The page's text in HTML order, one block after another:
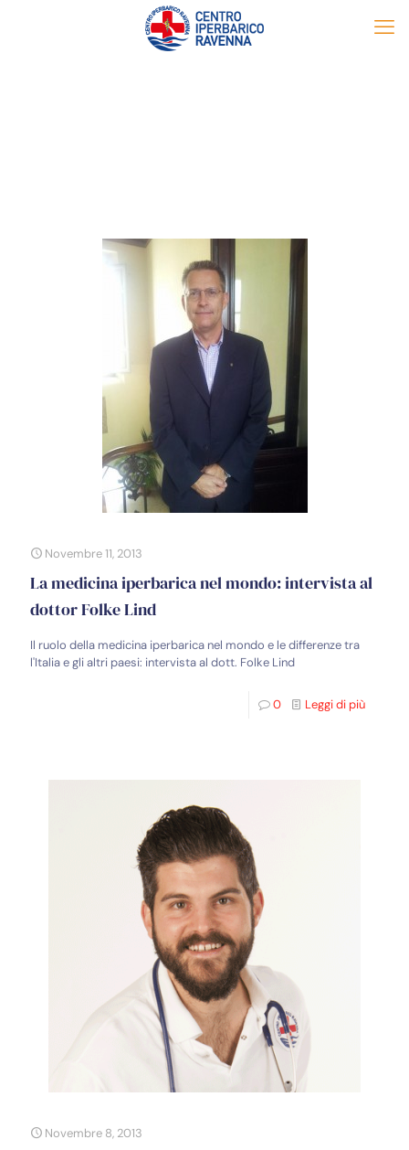
Novembre 11, 2013
La medicina iperbarica nel mondo: intervista al
dottor Folke Lind
Il ruolo della medicina iperbarica nel mondo e le differenze tra
l'Italia e gli altri paesi: intervista al dott. Folke Lind
0 Leggi di più
Novembre 8, 2013